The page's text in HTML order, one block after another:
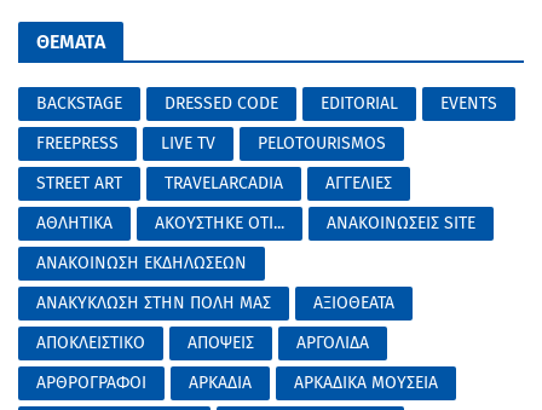
ΘΕΜΑΤΑ
BACKSTAGE DRESSED CODE EDITORIAL
EVENTS
FREEPRESS
LIVE TV
PELOTOURISMOS
STREET ART
TRAVELARCADIA
ΑΓΓΕΛΙΕΣ
ΑΘΛΗΤΙΚΑ
ΑΚΟΥΣΤΗΚΕ ΟΤΙ...
ΑΝΑΚΟΙΝΩΣΕΙΣ SITE
ΑΝΑΚΟΙΝΩΣΗ ΕΚΔΗΛΩΣΕΩΝ
ΑΝΑΚΥΚΛΩΣΗ ΣΤΗΝ ΠΟΛΗ ΜΑΣ
ΑΞΙΟΘΕΑΤΑ
ΑΠΟΚΛΕΙΣΤΙΚΟ
ΑΠΟΨΕΙΣ
ΑΡΓΟΛΙΔΑ
ΑΡΘΡΟΓΡΑΦΟΙ
ΑΡΚΑΔΙΑ
ΑΡΚΑΔΙΚΑ ΜΟΥΣΕΙΑ